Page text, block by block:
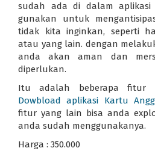
sudah ada di dalam
gunakan untuk
tidak kita inginkan, seperti
atau yang lain. dengan
anda akan aman dan
diperlukan.
Itu adalah beberapa fitur
Dowbloadaplikasi Kartu
fitur yang lain bisa anda
anda sudah menggunakanya.
Harga : 350.000